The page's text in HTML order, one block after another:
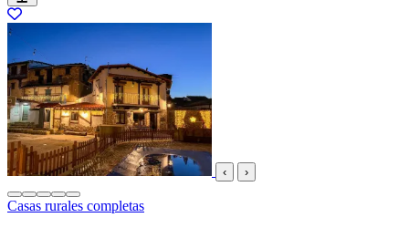
‹ ›
Casas rurales completas